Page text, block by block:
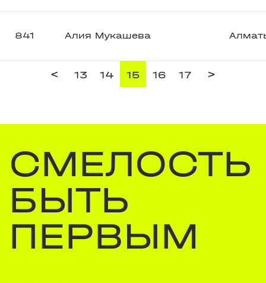
841 Алия Мукашева
< 13 14 15 16 17 >
СМЕЛОСТЬ
БЫТЬ
ПЕРВЫМ